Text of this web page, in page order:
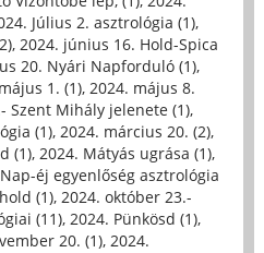
Július 2. asztrológia (1),
, 2024. június 16. Hold-Spica
20. Nyári Napforduló (1),
1. (1), 2024. május 8.
Szent Mihály jelenete (1),
(1), 2024. március 20. (2),
(1), 2024. Mátyás ugrása (1),
éj egyenlőség asztrológia
(1), 2024. október 23.-
(11), 2024. Pünkösd (1),
20. (1), 2024.